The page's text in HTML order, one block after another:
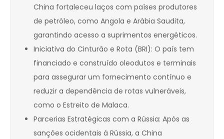
China fortaleceu laços com países produtores
de petróleo, como Angola e Arábia Saudita,
garantindo acesso a suprimentos energéticos.
Iniciativa do Cinturão e Rota (BRI): O país tem
financiado e construído oleodutos e terminais
para assegurar um fornecimento contínuo e
reduzir a dependência de rotas vulneráveis,
como o Estreito de Malaca.
Parcerias Estratégicas com a Rússia: Após as
sanções ocidentais à Rússia, a China